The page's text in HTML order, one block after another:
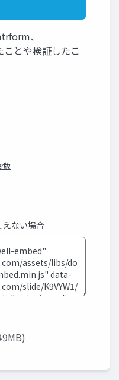
、
とや検証したこ
版
えない場合